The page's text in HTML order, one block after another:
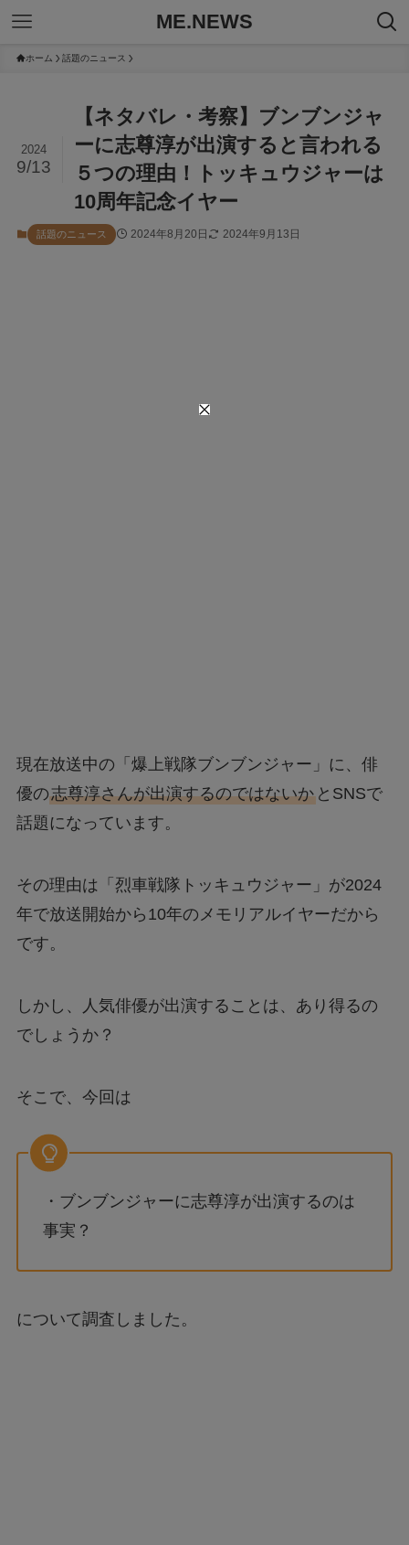
ME.NEWS
ホーム 話題のニュース
【ネタバレ・考察】ブンブンジャ
ーに志尊淳が出演すると言われる
５つの理由！トッキュウジャーは
10周年記念イヤー
2024
9/13
話題のニュース 2024年8月20日 2024年9月13日
現在放送中の「爆上戦隊ブンブンジャー」に、俳
優の志尊淳さんが出演するのではないかとSNSで
話題になっています。
その理由は「烈車戦隊トッキュウジャー」が2024
年で放送開始から10年のメモリアルイヤーだから
です。
しかし、人気俳優が出演することは、あり得るの
でしょうか？
そこで、今回は
・ブンブンジャーに志尊淳が出演するのは
事実？
について調査しました。